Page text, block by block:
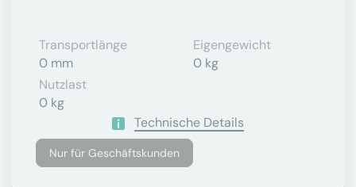
Transportlänge
0 mm
Eigengewicht
0 kg
Nutzlast
0 kg
Technische Details
Nur für Geschäftskunden